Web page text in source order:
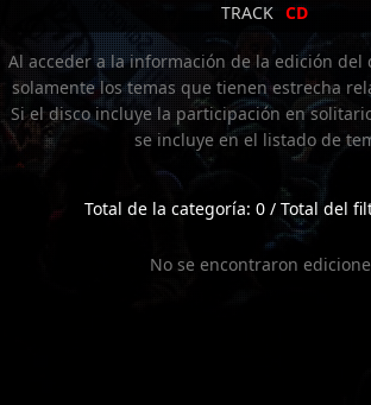
TRACK CD
Al acceder a la información de la edición del
solamente los temas que tienen estrecha
Si el disco incluye la participación en
se incluye en el listado de
Total de la categoría: 0 / Total del
No se encontraron